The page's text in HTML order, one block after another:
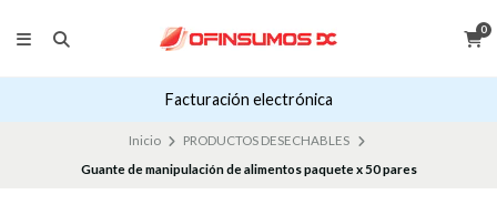
0
Facturación electrónica
Inicio
PRODUCTOS DESECHABLES
Guante de manipulación de alimentos paquete x 50 pares